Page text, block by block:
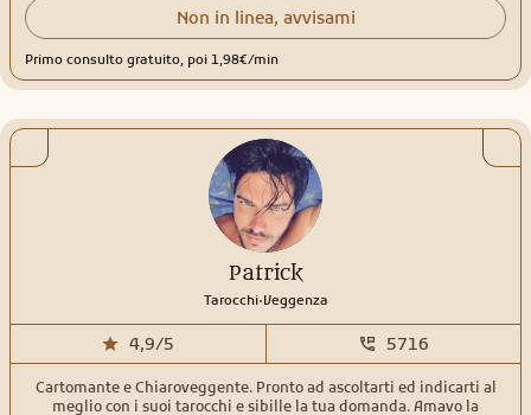
stessa cosa per l'interpretazione dei sogni, sentii il richiamo e non
ho mai smesso. Nelle mie letture utilizzo tarocchi, sibille ed oracoli,
cartomantico ed uno tarologico, quindi legato anche
all'introspezione e alla scoperta del nostro io. Da sempre metto a
mi è possibile. Tendo a non fornire tempistiche precise, sia per
evitare il pensiero ossessivo sia perché è relativo alle energie. Il mio
obiettivo principale è trasmettere chiarezza, empatia e serenità.
Non in linea, avvisami
Primo consulto gratuito, poi 1,98€/min
Patrick
Tarocchi.Veggenza
4,9/5 5716
Cartomante e Chiaroveggente. Pronto ad ascoltarti ed indicarti al
meglio con i suoi tarocchi e sibille la tua domanda. Amavo la